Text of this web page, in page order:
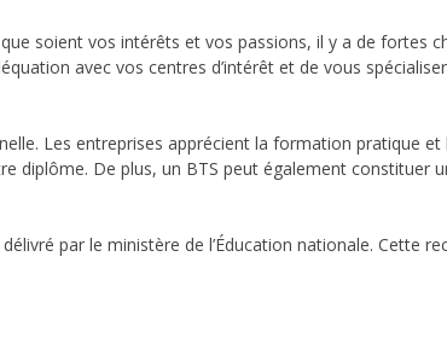
soient vos intérêts et vos passions, il y a de fortes
avec vos centres d’intérêt et de vous
Les entreprises apprécient la formation pratique
diplôme. De plus, un BTS peut également constituer
par le ministère de l’Éducation nationale.